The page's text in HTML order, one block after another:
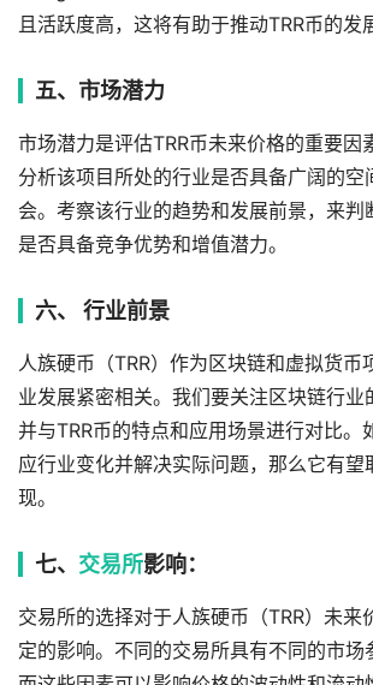
且活跃度高，这将有助于推动TRR币的发
五、市场潜力
市场潜力是评估TRR币未来价格的重要因
分析该项目所处的行业是否具备广阔的空
会。考察该行业的趋势和发展前景，来判
是否具备竞争优势和增值潜力。
六、 行业前景
人族硬币（TRR）作为区块链和虚拟货币
业发展紧密相关。我们要关注区块链行业
并与TRR币的特点和应用场景进行对比。
应行业变化并解决实际问题，那么它有望
现。
七、 交易所影响：
交易所的选择对于人族硬币（TRR）未来
定的影响。不同的交易所具有不同的市场